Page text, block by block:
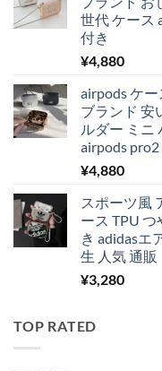
世代 ケース
付き
¥4,880
airpods ケー
ブランド 安
ルダー ミニ
airpods
¥4,880
スポーツ風
ース TPU
き adidasエ
生 人気 通販
¥3,280
TOP RATED